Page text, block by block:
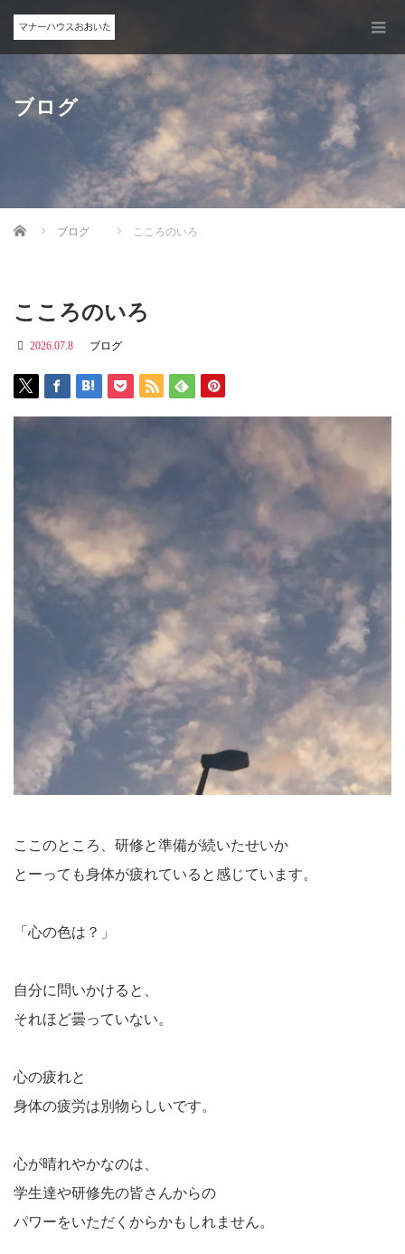
ブログ
Home ブログ こころのいろ
こころのいろ
2026.07.8 ブログ
ここのところ、研修と準備が続いたせいか
とーっても身体が疲れていると感じています。
「心の色は？」
自分に問いかけると、
それほど曇っていない。
心の疲れと
身体の疲労は別物らしいです。
心が晴れやかなのは、
学生達や研修先の皆さんからの
パワーをいただくからかもしれません。